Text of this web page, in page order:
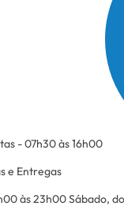
- 07h30 às 16h00
e Entregas
às 23h00Sábado,